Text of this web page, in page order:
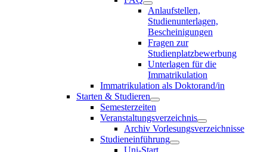
Anlaufstellen,
Studienunterlagen,
Bescheinigungen
Fragen zur
Studienplatzbewerbung
Unterlagen für die
Immatrikulation
Immatrikulation als Doktorand/in
Starten & Studieren
Semesterzeiten
Veranstaltungsverzeichnis
Archiv Vorlesungsverzeichnisse
Studieneinführung
Uni-Start